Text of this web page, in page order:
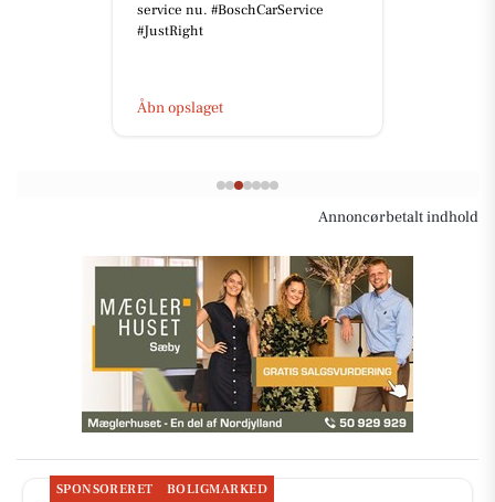
service nu. #BoschCarService
#JustRight
Åbn opslaget
Annoncørbetalt indhold
SPONSORERET BOLIGMARKED